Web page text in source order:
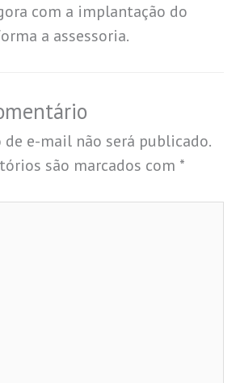
com a implantação do
a assessoria.
de e-mail não será publicado.
são marcados com *